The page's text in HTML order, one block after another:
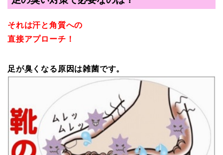
それは汗と角質への
直接アプローチ！
足が臭くなる原因は雑菌です。